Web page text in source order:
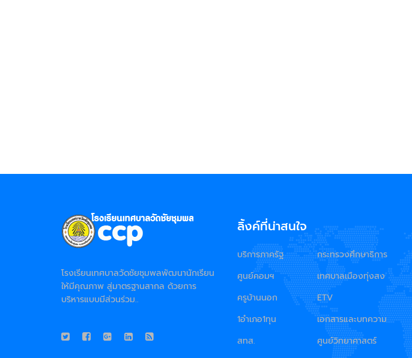
โรงเรียนเทศบาลวัดชัยชุมพลพัฒนานักเรียน
ให้มีคุณภาพ สู่มาตรฐานสากล ด้วยการ
บริหารแบบมีส่วนร่วม..
ลิ้งค์ที่น่าสนใจ
บริการภาครัฐ
ศูนย์คอมฯ
ครูบ้านนอก
1อำเภอ1ทุน
สทส.
กระทรวงศึกษาธิการ
เทศบาลเมืองทุ่งสง
ETV
เอกสารและบทความ
ศูนย์วิทยาศาสตร์